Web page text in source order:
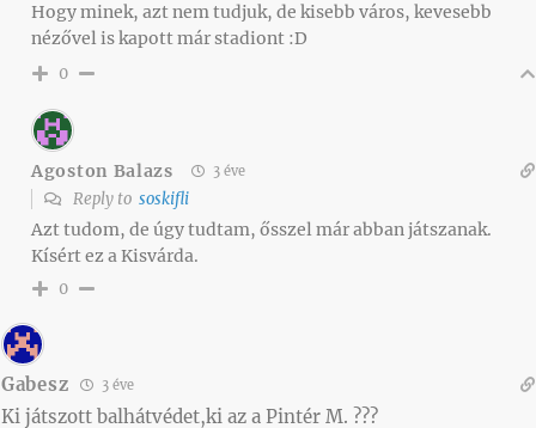
Hogy minek, azt nem tudjuk, de kisebb város, kevesebb
nézővel is kapott már stadiont :D
0
Agoston Balazs 3 éve
Reply to soskifli
Azt tudom, de úgy tudtam, ősszel már abban játszanak.
Kísért ez a Kisvárda.
0
Gabesz 3 éve
Ki játszott balhátvédet,ki az a Pintér M. ???